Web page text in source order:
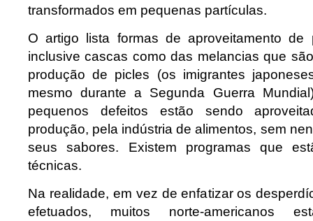
transformados em pequenas partículas.
O artigo lista formas de aproveitamento de
inclusive cascas como das melancias que
produção de picles (os imigrantes
mesmo durante a Segunda Guerra
pequenos defeitos estão sendo
produção, pela indústria de alimentos, sem
seus sabores. Existem programas que
técnicas.
Na realidade, em vez de enfatizar os
efetuados, muitos norte-americanos